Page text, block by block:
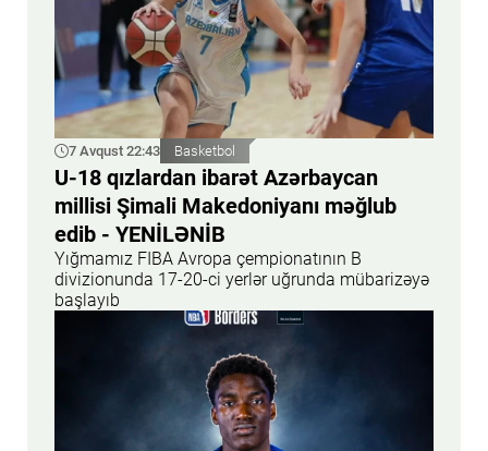
7 Avqust 22:43 Basketbol
U-18 qızlardan ibarət Azərbaycan
millisi Şimali Makedoniyanı məğlub
edib - YENİLƏNİB
Yığmamız FIBA Avropa çempionatının B
divizionunda 17-20-ci yerlər uğrunda mübarizəyə
başlayıb